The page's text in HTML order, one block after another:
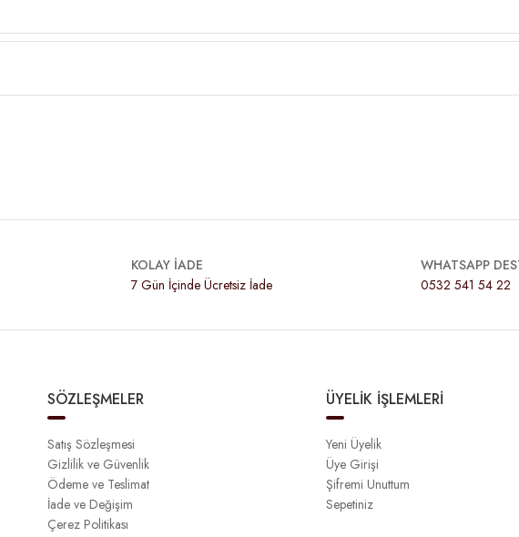
KOLAY İADE
7 Gün İçinde Ücretsiz İade
WHATSAPP
0532 541 54 22
SÖZLEŞMELER
Satış Sözleşmesi
Gizlilik ve Güvenlik
Ödeme ve Teslimat
İade ve Değişim
Çerez Politikası
ÜYELİK İŞLEMLERİ
Yeni Üyelik
Üye Girişi
Şifremi Unuttum
Sepetiniz